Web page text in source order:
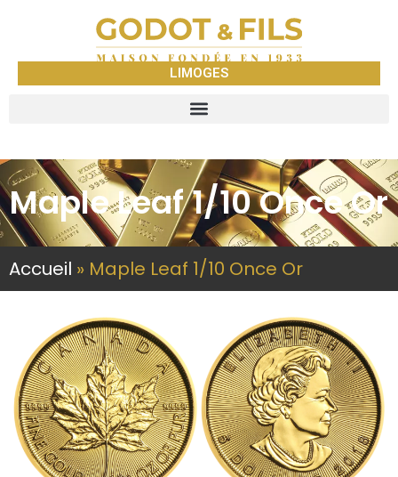
LIMOGES
Maple Leaf 1/10 Once Or
Accueil » Maple Leaf 1/10 Once Or